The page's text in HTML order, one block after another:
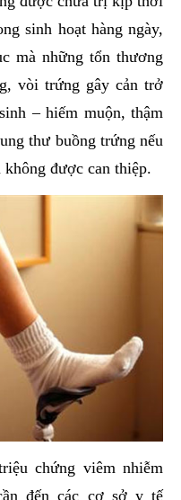
sinh hoạt hàng ngày,
mà những tổn thương
vòi trứng gây cản trở
– hiếm muộn, thậm
thư buồng trứng nếu
không được can thiệp.
chứng viêm nhiễm
đến các cơ sở y tế